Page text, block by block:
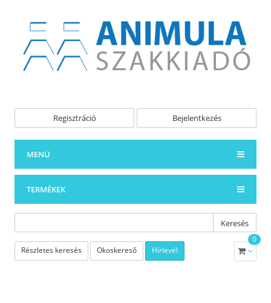
Regisztráció Bejelentkezés
MENÜ
TERMÉKEK
Keresés
Részletes keresés Okoskereső Hírlevél
0